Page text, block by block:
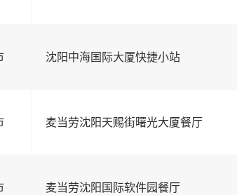
沈阳中海国际大厦快捷小站
麦当劳沈阳天赐街曙光大厦餐厅
麦当劳沈阳国际软件园餐厅